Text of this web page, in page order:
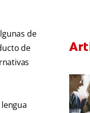
de
de